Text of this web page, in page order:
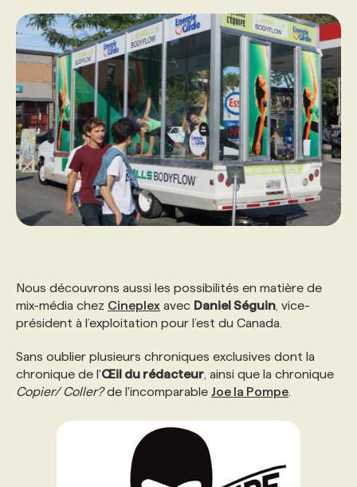
Nous découvrons aussi les possibilités en matière de
mix-média chez Cineplex avec Daniel Séguin , vice-
président à l’exploitation pour l’est du Canada.
Sans oublier plusieurs chroniques exclusives dont la
chronique de l'Œil du rédacteur , ainsi que la chronique
Copier/ Coller?de l'incomparable Joe la Pompe